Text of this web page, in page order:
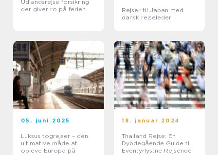
Udlandsrejse forsikring
der giver ro på ferien
Rejser til Japan med
dansk rejseleder
05. juni 2025
Luksus togrejser – den
ultimative måde at
opleve Europa på
18. januar 2024
Thailand Rejse: En
Dybdegående Guide til
Eventyrlystne Rejsende